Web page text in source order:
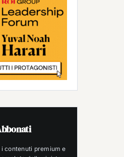
contenuti premium e